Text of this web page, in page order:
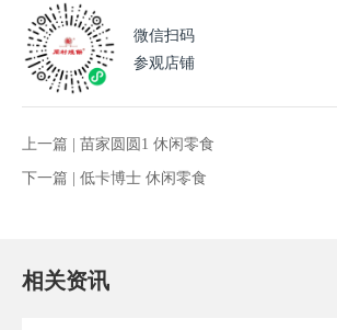
微信扫码
参观店铺
上一篇 | 苗家圆圆1 休闲零食
下一篇 | 低卡博士 休闲零食
相关资讯